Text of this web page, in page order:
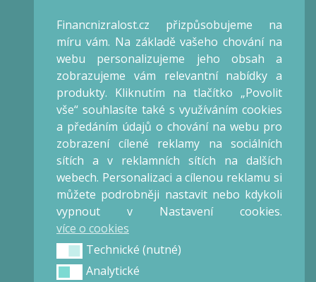
Praha
IČO: 66868475
Obchod
Obchodní podmínky
Reklamační řád
Ochrana osobních údajů
Ceník
+420 777 025 000
info@financnizralost.cz
financnizralost@gmail.com
Financnizralost.cz přizpůsobujeme na
míru vám. Na základě vašeho chování na
webu personalizujeme jeho obsah a
zobrazujeme vám relevantní nabídky a
produkty. Kliknutím na tlačítko „Povolit
vše“ souhlasíte také s využíváním cookies
a předáním údajů o chování na webu pro
zobrazení cílené reklamy na sociálních
sítích a v reklamních sítích na dalších
webech. Personalizaci a cílenou reklamu si
můžete podrobněji nastavit nebo kdykoli
vypnout v Nastavení cookies.
více o cookies
Technické (nutné)
Technické (nutné)
AnalytickéAnalytické